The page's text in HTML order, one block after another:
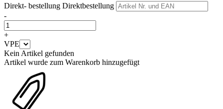
Direkt- bestellung Direktbestellung
-
+
VPE
Kein Artikel gefunden
Artikel wurde zum Warenkorb hinzugefügt